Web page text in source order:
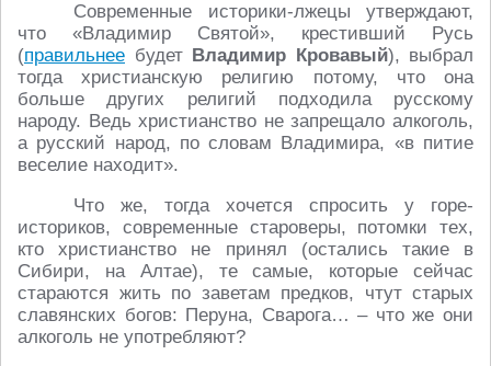
Современные историки-лжецы утверждают,
что «Владимир Святой», крестивший Русь
(правильнее будет Владимир Кровавый), выбрал
тогда христианскую религию потому, что она
больше других религий подходила русскому
народу. Ведь христианство не запрещало алкоголь,
а русский народ, по словам Владимира, «в питие
веселие находит».
Что же, тогда хочется спросить у горе-
историков, современные староверы, потомки тех,
кто христианство не принял (остались такие в
Сибири, на Алтае), те самые, которые сейчас
стараются жить по заветам предков, чтут старых
славянских богов: Перуна, Сварога… – что же они
алкоголь не употребляют?